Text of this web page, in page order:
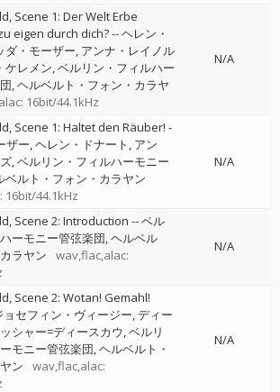
Scene 1: Der Welt Erbe
eigen durch dich?--ヘレン・
ダ・モーザー アンナ・レイノル
ケレメン ベルリン・フィルハー
ヘルベルト・フォン・カラヤ
16bit/44.1kHz
N/A
Scene 1: Haltet den Räuber! -
ザー ヘレン・ドナート アン
ベルリン・フィルハーモニー
ベルト・フォン・カラヤン
16bit/44.1kHz
N/A
Scene 2: Introduction --ベル
ーモニー管弦楽団 ヘルベル
ラヤン
wav,flac,alac:
N/A
Scene 2: Wotan! Gemahl!
ョセフィン・ヴィージー ディー
シャー=ディースカウ ベルリ
モニー管弦楽団 ヘルベルト・
ン
wav,flac,alac:
N/A